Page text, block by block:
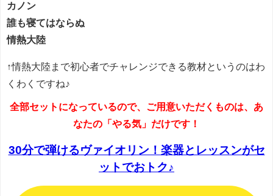
カノン
誰も寝てはならぬ
情熱大陸
↑情熱大陸まで初心者でチャレンジできる教材というのはわ
くわくですね♪
全部セットになっているので、ご用意いただくものは、あ
なたの「やる気」だけです！
30分で弾けるヴァイオリン！楽器とレッスンがセ
ットでおトク♪